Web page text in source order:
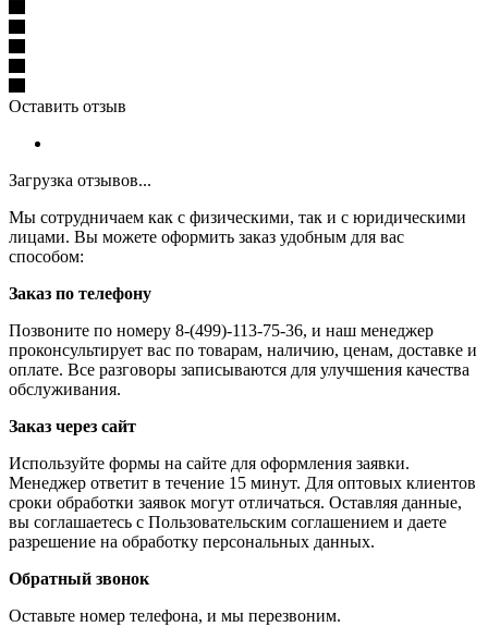
Оставить отзыв
Загрузка отзывов...
Мы сотрудничаем как с физическими, так и с юридическими
лицами. Вы можете оформить заказ удобным для вас
способом:
Заказ по телефону
Позвоните по номеру 8-(499)-113-75-36, и наш менеджер
проконсультирует вас по товарам, наличию, ценам, доставке и
оплате. Все разговоры записываются для улучшения качества
обслуживания.
Заказ через сайт
Используйте формы на сайте для оформления заявки.
Менеджер ответит в течение 15 минут. Для оптовых клиентов
сроки обработки заявок могут отличаться. Оставляя данные,
вы соглашаетесь с Пользовательским соглашением и даете
разрешение на обработку персональных данных.
Обратный звонок
Оставьте номер телефона, и мы перезвоним.